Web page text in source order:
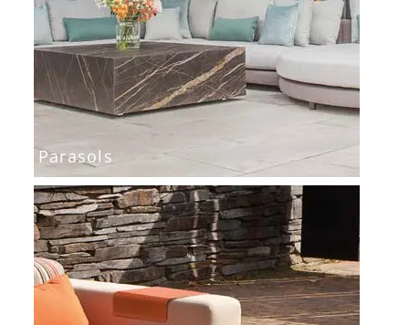
Parasols